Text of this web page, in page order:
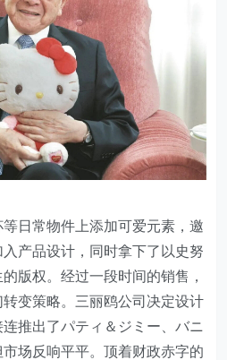
日常物件上添加可爱元素，邀
产品设计，同时拿下了以史努
版权。经过一段时间的销售，
变策略。三丽鸥公司决定设计
推出了パティ＆ジミー、バニ
场反响平平。顶着财政赤字的